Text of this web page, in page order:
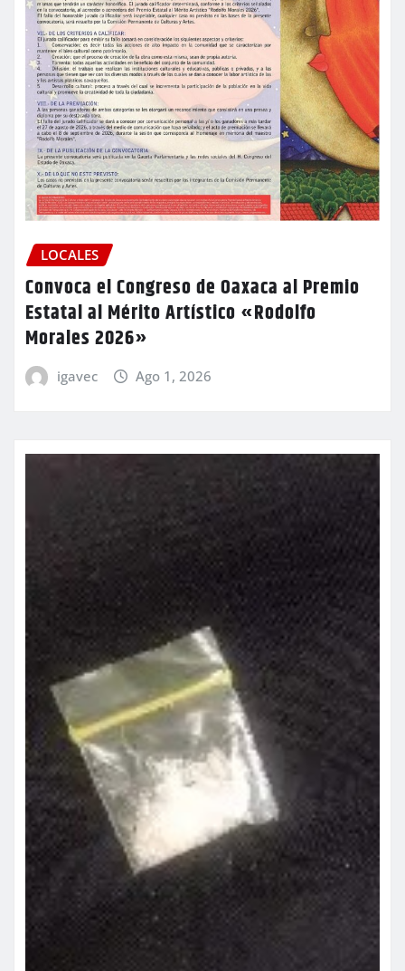
LOCALES
Convoca el Congreso de Oaxaca al Premio
Estatal al Mérito Artístico «Rodolfo
Morales 2026»
igavec Ago 1, 2026